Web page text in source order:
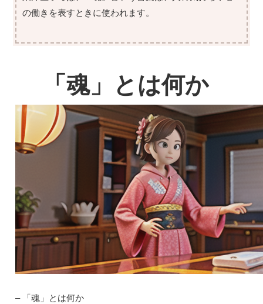
の働きを表すときに使われます。
「魂」とは何か
– 「魂」とは何か